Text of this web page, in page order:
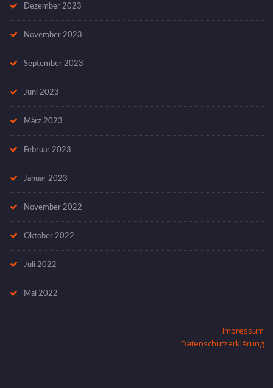
Dezember 2023
November 2023
September 2023
Juni 2023
März 2023
Februar 2023
Januar 2023
November 2022
Oktober 2022
Juli 2022
Mai 2022
Impressum
Datenschutzerklärung